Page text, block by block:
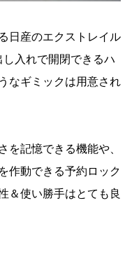
日産のエクストレイル
入れで開閉できるハ
なギミックは用意され
を記憶できる機能や、
作動できる予約ロック
＆使い勝手はとても良